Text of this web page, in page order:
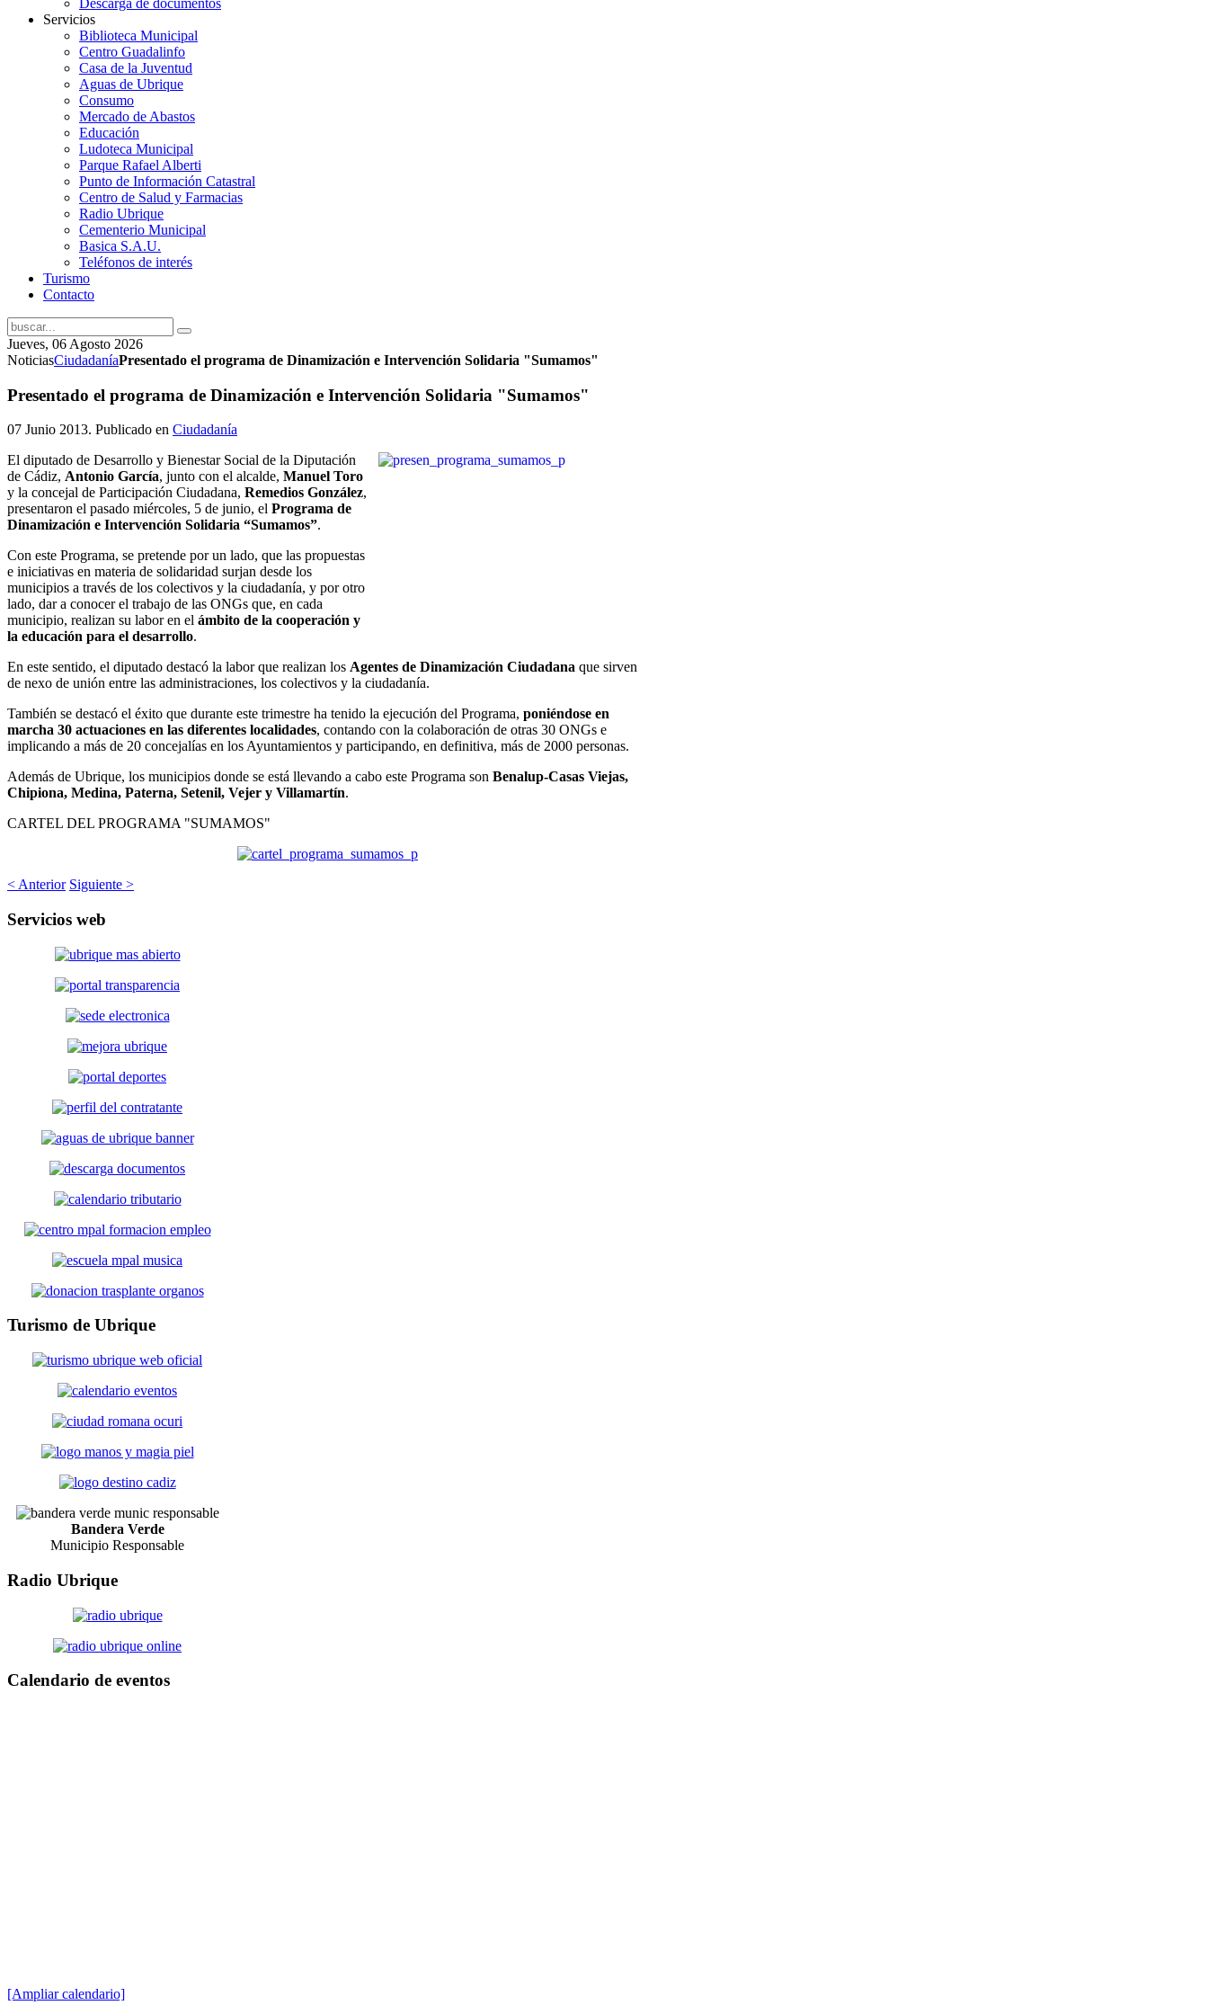
Servicios
Biblioteca Municipal
Centro Guadalinfo
Casa de la Juventud
Aguas de Ubrique
Consumo
Mercado de Abastos
Educación
Ludoteca Municipal
Parque Rafael Alberti
Punto de Información Catastral
Centro de Salud y Farmacias
Radio Ubrique
Cementerio Municipal
Basica S.A.U.
Teléfonos de interés
Turismo
Contacto
Jueves, 06 Agosto 2026
NoticiasCiudadaníaPresentado el programa de Dinamización e Intervención Solidaria "Sumamos"
Presentado el programa de Dinamización e Intervención Solidaria "Sumamos"
07 Junio 2013. Publicado en Ciudadanía
El diputado de Desarrollo y Bienestar Social de la Diputación
de Cádiz, Antonio García, junto con el alcalde, Manuel Toro
y la concejal de Participación Ciudadana, Remedios González,
presentaron el pasado miércoles, 5 de junio, el Programa de
Dinamización e Intervención Solidaria “Sumamos”.
Con este Programa, se pretende por un lado, que las propuestas
e iniciativas en materia de solidaridad surjan desde los
municipios a través de los colectivos y la ciudadanía, y por otro
lado, dar a conocer el trabajo de las ONGs que, en cada
municipio, realizan su labor en el ámbito de la cooperación y
la educación para el desarrollo.
En este sentido, el diputado destacó la labor que realizan los Agentes de Dinamización Ciudadana que sirven
de nexo de unión entre las administraciones, los colectivos y la ciudadanía.
También se destacó el éxito que durante este trimestre ha tenido la ejecución del Programa, poniéndose en
marcha 30 actuaciones en las diferentes localidades, contando con la colaboración de otras 30 ONGs e
implicando a más de 20 concejalías en los Ayuntamientos y participando, en definitiva, más de 2000 personas.
Además de Ubrique, los municipios donde se está llevando a cabo este Programa son Benalup-Casas Viejas,
Chipiona, Medina, Paterna, Setenil, Vejer y Villamartín.
CARTEL DEL PROGRAMA "SUMAMOS"
< Anterior Siguiente >
Servicios web
Turismo de Ubrique
Bandera Verde
Municipio Responsable
Radio Ubrique
Calendario de eventos
[Ampliar calendario]